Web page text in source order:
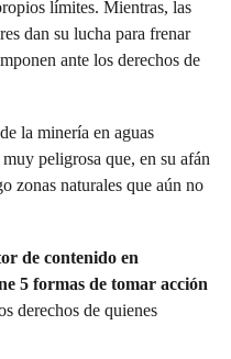
límites. Mientras, las
dan su lucha para frenar
ante los derechos de
la minería en aguas
peligrosa que, en su afán
zonas naturales que aún no
de contenido en
5 formas de tomar acción
derechos de quienes